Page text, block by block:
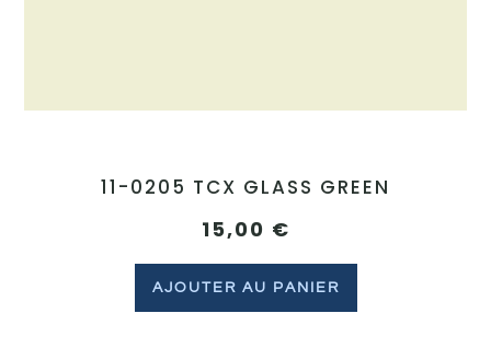
11-0205 TCX GLASS GREEN
15,00 €
AJOUTER AU PANIER